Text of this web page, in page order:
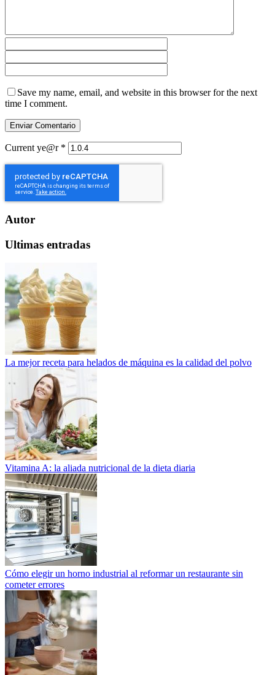
Save my name, email, and website in this browser for the next
time I comment.
Current ye@r *
Autor
Ultimas entradas
La mejor receta para helados de máquina es la calidad del polvo
Vitamina A: la aliada nutricional de la dieta diaria
Cómo elegir un horno industrial al reformar un restaurante sin
cometer errores